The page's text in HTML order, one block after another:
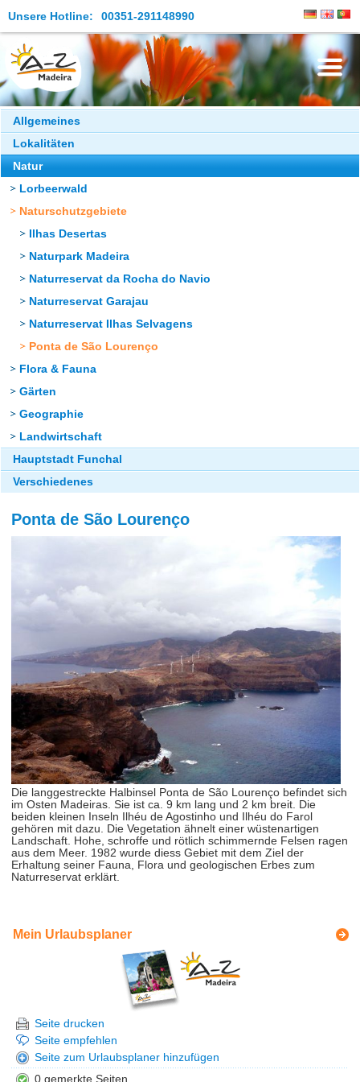
Unsere Hotline: 00351-291148990
Die Insel
Madeira Erleben
Aktuelles
Reiseangebote
Kontakt
Allgemeines
Lokalitäten
Natur
Lorbeerwald
Naturschutzgebiete
Ilhas Desertas
Naturpark Madeira
Naturreservat da Rocha do Navio
Naturreservat Garajau
Naturreservat Ilhas Selvagens
Ponta de São Lourenço
Flora & Fauna
Gärten
Geographie
Landwirtschaft
Hauptstadt Funchal
Verschiedenes
Ponta de São Lourenço
Die langgestreckte Halbinsel Ponta de São Lourenço befindet sich
im Osten Madeiras. Sie ist ca. 9 km lang und 2 km breit. Die
beiden kleinen Inseln Ilhéu de Agostinho und Ilhéu do Farol
gehören mit dazu. Die Vegetation ähnelt einer wüstenartigen
Landschaft. Hohe, schroffe und rötlich schimmernde Felsen ragen
aus dem Meer. 1982 wurde diess Gebiet mit dem Ziel der
Erhaltung seiner Fauna, Flora und geologischen Erbes zum
Naturreservat erklärt.
Mein Urlaubsplaner
Seite drucken
Seite empfehlen
Seite zum Urlaubsplaner hinzufügen
0 gemerkte Seiten